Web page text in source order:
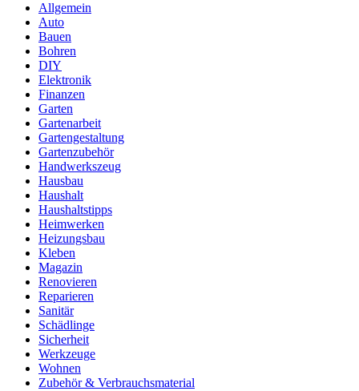
Allgemein
Auto
Bauen
Bohren
DIY
Elektronik
Finanzen
Garten
Gartenarbeit
Gartengestaltung
Gartenzubehör
Handwerkszeug
Hausbau
Haushalt
Haushaltstipps
Heimwerken
Heizungsbau
Kleben
Magazin
Renovieren
Reparieren
Sanitär
Schädlinge
Sicherheit
Werkzeuge
Wohnen
Zubehör & Verbrauchsmaterial